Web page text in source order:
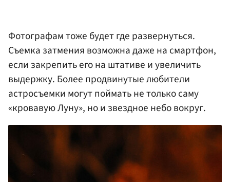
Фотографам тоже будет где развернуться.
Съемка затмения возможна даже на смартфон,
если закрепить его на штативе и увеличить
выдержку. Более продвинутые любители
астросъемки могут поймать не только саму
«кровавую Луну», но и звездное небо вокруг.